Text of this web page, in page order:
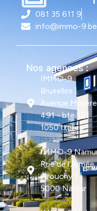
081 35 611 9
info@immo-9.be
Nos agences :
IMMO-9
Bruxelles |
Avenue Molière
491 - bte 12 |
1050 Ixelles
IMMO-9
Rue de l'Armée
Grouchy 1 |
5000 Namur